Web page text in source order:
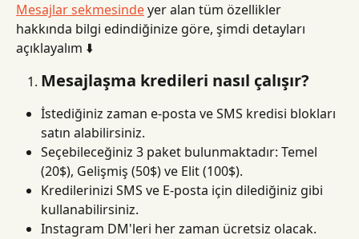
Mesajlar sekmesinde yer alan tüm özellikler
hakkında bilgi edindiğinize göre, şimdi detayları
açıklayalım ⬇️
Mesajlaşma kredileri nasıl çalışır?
İstediğiniz zaman e-posta ve SMS kredisi blokları
satın alabilirsiniz.
Seçebileceğiniz 3 paket bulunmaktadır: Temel
(20$), Gelişmiş (50$) ve Elit (100$).
Kredilerinizi SMS ve E-posta için dilediğiniz gibi
kullanabilirsiniz.
Instagram DM'leri her zaman ücretsiz olacak.